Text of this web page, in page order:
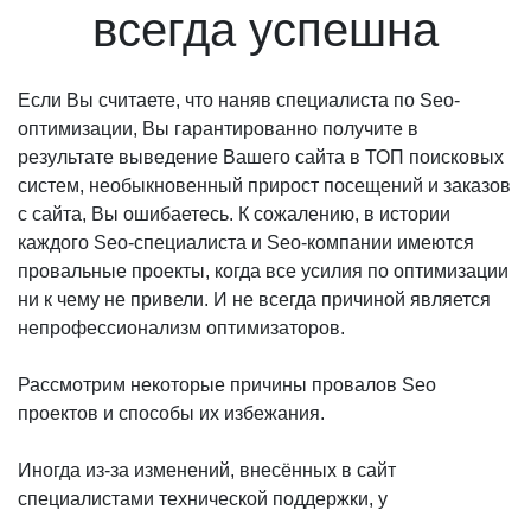
всегда успешна
Если Вы считаете, что наняв специалиста по Seo-
оптимизации, Вы гарантированно получите в
результате выведение Вашего сайта в ТОП поисковых
систем, необыкновенный прирост посещений и заказов
с сайта, Вы ошибаетесь. К сожалению, в истории
каждого Seo-специалиста и Seo-компании имеются
провальные проекты, когда все усилия по оптимизации
ни к чему не привели. И не всегда причиной является
непрофессионализм оптимизаторов.
Рассмотрим некоторые причины провалов Seo
проектов и способы их избежания.
Иногда из-за изменений, внесённых в сайт
специалистами технической поддержки, у